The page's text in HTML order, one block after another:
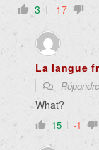
3 -17
La langue
What?
15 -1